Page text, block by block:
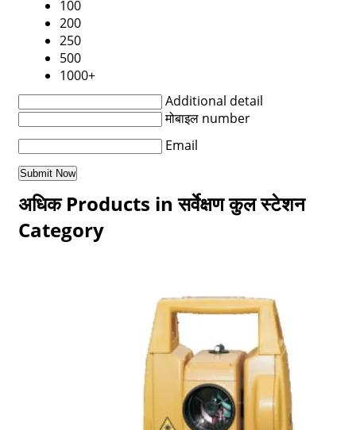
100
200
250
500
1000+
Additional detail
मोबाइल number
Email
अधिक Products in सर्वेक्षण कुल स्टेशन
Category